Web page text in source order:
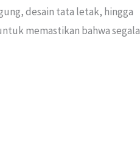
desain tata letak, hingga
memastikan bahwa segala